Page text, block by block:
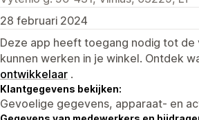
28 februari 2024
Deze app heeft toegang nodig tot
kunnen werken in je winkel. Ontdek
ontwikkelaar .
Klantgegevens bekijken:
Gevoelige gegevens, apparaat- en